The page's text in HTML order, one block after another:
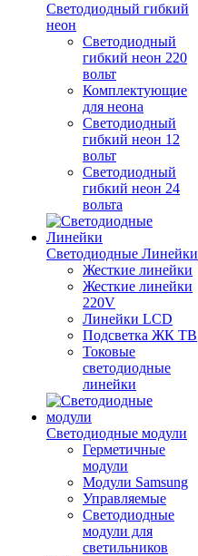
Светодиодный гибкий
неон
Светодиодный
гибкий неон 220
вольт
Комплектующие
для неона
Светодиодный
гибкий неон 12
вольт
Светодиодный
гибкий неон 24
вольта
Светодиодные Линейки
Жесткие линейки
Жесткие линейки
220V
Линейки LCD
Подсветка ЖК ТВ
Токовые
светодиодные
линейки
Светодиодные модули
Герметичные
модули
Модули Samsung
Управляемые
Светодиодные
модули для
светильников